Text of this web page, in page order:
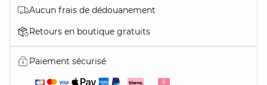
Aucun frais de dédouanement
Retours en boutique gratuits
Paiement sécurisé